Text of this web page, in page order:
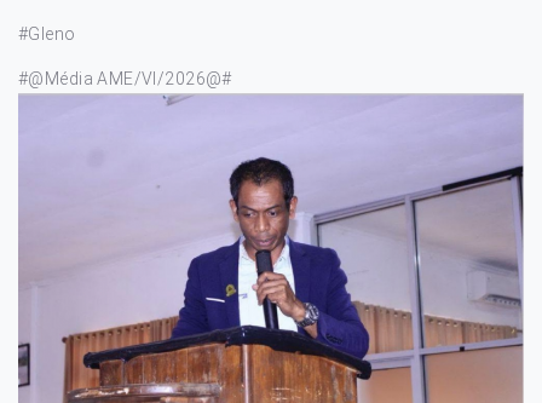
#Gleno
#@Média AME/VI/2026@#